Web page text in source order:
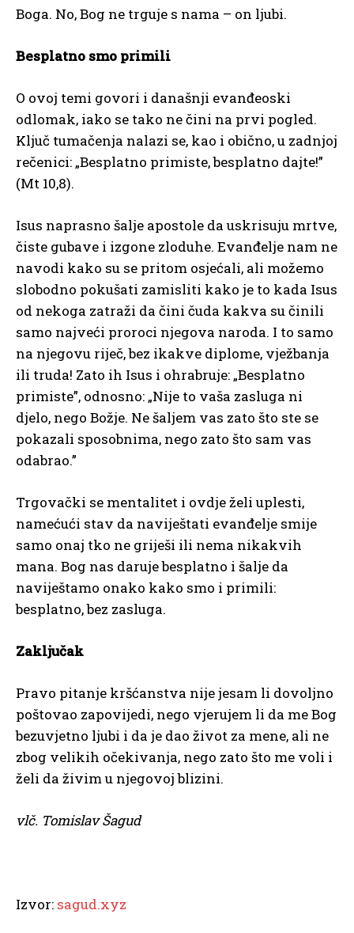
Boga. No, Bog ne trguje s nama – on ljubi.
Besplatno smo primili
O ovoj temi govori i današnji evanđeoski
odlomak, iako se tako ne čini na prvi pogled.
Ključ tumačenja nalazi se, kao i obično, u zadnjoj
rečenici: „Besplatno primiste, besplatno dajte!”
(Mt 10,8).
Isus naprasno šalje apostole da uskrisuju mrtve,
čiste gubave i izgone zloduhe. Evanđelje nam ne
navodi kako su se pritom osjećali, ali možemo
slobodno pokušati zamisliti kako je to kada Isus
od nekoga zatraži da čini čuda kakva su činili
samo najveći proroci njegova naroda. I to samo
na njegovu riječ, bez ikakve diplome, vježbanja
ili truda! Zato ih Isus i ohrabruje: „Besplatno
primiste”, odnosno: „Nije to vaša zasluga ni
djelo, nego Božje. Ne šaljem vas zato što ste se
pokazali sposobnima, nego zato što sam vas
odabrao.”
Trgovački se mentalitet i ovdje želi uplesti,
namećući stav da naviještati evanđelje smije
samo onaj tko ne griješi ili nema nikakvih
mana. Bog nas daruje besplatno i šalje da
naviještamo onako kako smo i primili:
besplatno, bez zasluga.
Zaključak
Pravo pitanje kršćanstva nije jesam li dovoljno
poštovao zapovijedi, nego vjerujem li da me Bog
bezuvjetno ljubi i da je dao život za mene, ali ne
zbog velikih očekivanja, nego zato što me voli i
želi da živim u njegovoj blizini.
vlč. Tomislav Šagud
Izvor: sagud.xyz